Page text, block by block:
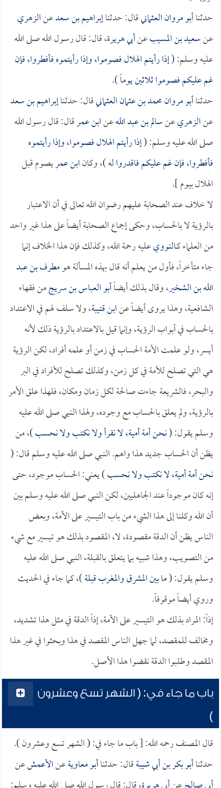
حدثناأبو مروان العثمانيقال: حدثناإبراهيم بن سعدعنالزهري
عنسعيد بن المسيبعنأبي هريرة، قال: قال رسول الله صلى الله
عليه وسلم: (إذا رأيتم الهلال فصوموا، وإذا رأيتموه فأفطروا، فإن
غم عليكم فصوموا ثلاثين يوماً).
حدثناأبو مروان محمد بن عثمان العثمانيقال: حدثناإبراهيم بن سعد
عنالزهريعنسالم بن عبد اللهعنابن عمرقال: قال رسول الله
صلى الله عليه وسلم: (إذا رأيتم الهلال فصوموا، وإذا رأيتموه
فأفطروا، فإن غم عليكم فاقدروا له)، وكانابن عمريصوم قبل
الهلال بيوم ].
لا خلاف عند الصحابة عليهم رضوان الله تعالى في أن الاعتبار
بالرؤية لا بالحساب، وحكى إجماع الصحابة أيضاً على هذا غير واحد
من العلماء كـالنوويعليه رحمة الله، وكذلك فإن هذا الخلاف إنما
جاء متأخراً، فأول من يعلم أنه قال بهذه المسألة هومطرف بن عبد
الله بن الشخير، وقال بذلك أيضاًأبو العباس بن سريجمن فقهاء
الشافعية، وهذا يروى أيضاً عنابن قتيبة، ولا سلف لهم في الاعتداد
بالحساب في أبواب الرؤية، وإنما قيل بالاعتداد بالرؤية ذلك لأنه
أيسر، ولو علمت الأمة الحساب في زمن أو علمه أفراد، لكن الرؤية
هي التي تصلح للأمة في كل زمن، وكذلك تصلح للأفراد في البر
والبحر، فالشريعة جاءت صالحة لكل زمان ومكان، فلهذا علق الأمر
بالرؤية، ولم يعلق بالحساب مع وجوده، ولهذا النبي صلى الله عليه
وسلم يقول: (نحن أمة أمية، لا نقرأ ولا نكتب ولا نحسب)، من
يظن أن الحساب جديد هذا واهم. النبي صلى الله عليه وسلم قال: (
نحن أمة أمية، لا نكتب ولا نحسب) يعني: الحساب موجود، حتى
إنه كان موجوداً عند الجاهليين، لكن النبي صلى الله عليه وسلم بين
أن الله وكلنا إلى هذا الشيء من باب التيسير على الأمة، وبعض
الناس يظن أن الدقة مقصودة، لا، المقصود بذلك هو تيسير مع شيء
من التصويب، وهذا شبيه بما يتعلق بالقبلة، النبي صلى الله عليه
وسلم يقول: (ما بين المشرق والمغرب قبلة)، كما جاء في الحديث
وروي أيضاً موقوفاً.
إذاً: المراد بذلك هو التيسير على الأمة، إذاً الدقة في مثل هذا تشديد،
ومخالف للمقصد، لما جهل الناس المقصد في هذا وبحثوا في غير هذا
المقصد وطلبوا الدقة نقضوا هذا الأصل.
باب ما جاء في: ( الشهر تسع وعشرون
)
قال المصنف رحمه الله: [ باب ما جاء في: ( الشهر تسع وعشرون ).
حدثناأبو بكر بن أبي شيبةقال: حدثناأبو معاويةعنالأعمشعن